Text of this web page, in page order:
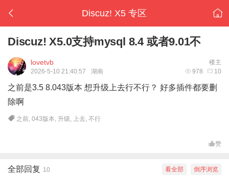
Discuz! X5 专区
Discuz! X5.0支持mysql 8.4 或者9.01不
楼主
lovetvb
978 10
2026-5-10 21:40:57 湖南
之前是3.5 8.043版本 想升级上去行不行？ 好多插件都要删
除啊
之前,043版本, 升级, 上去,不行
赞
倒序浏览
看全部
全部回复 10